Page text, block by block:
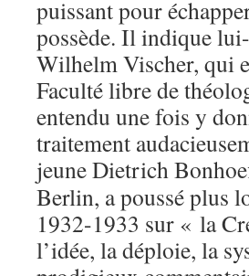
puissant pour
possède. Il indique
Wilhelm Vischer, qui
Faculté libre de
entendu une fois y
traitement
jeune Dietrich
Berlin, a poussé plus
1932-1933 sur « la
l’idée, la déploie, la